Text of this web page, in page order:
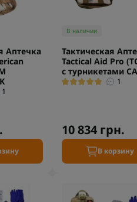
Аптечка
1
В наличии
Тактическая
Tactical Aid Pro
с турникетами
1
10 834 грн.
В корзину